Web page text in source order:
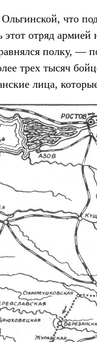
что
этот отряд
полку, —
трех тысяч
лица,